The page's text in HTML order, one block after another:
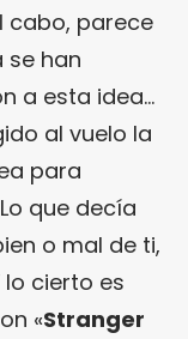
cabo, parece
se han
a esta idea…
al vuelo la
para
que decía
o mal de ti,
lo cierto es
«Stranger